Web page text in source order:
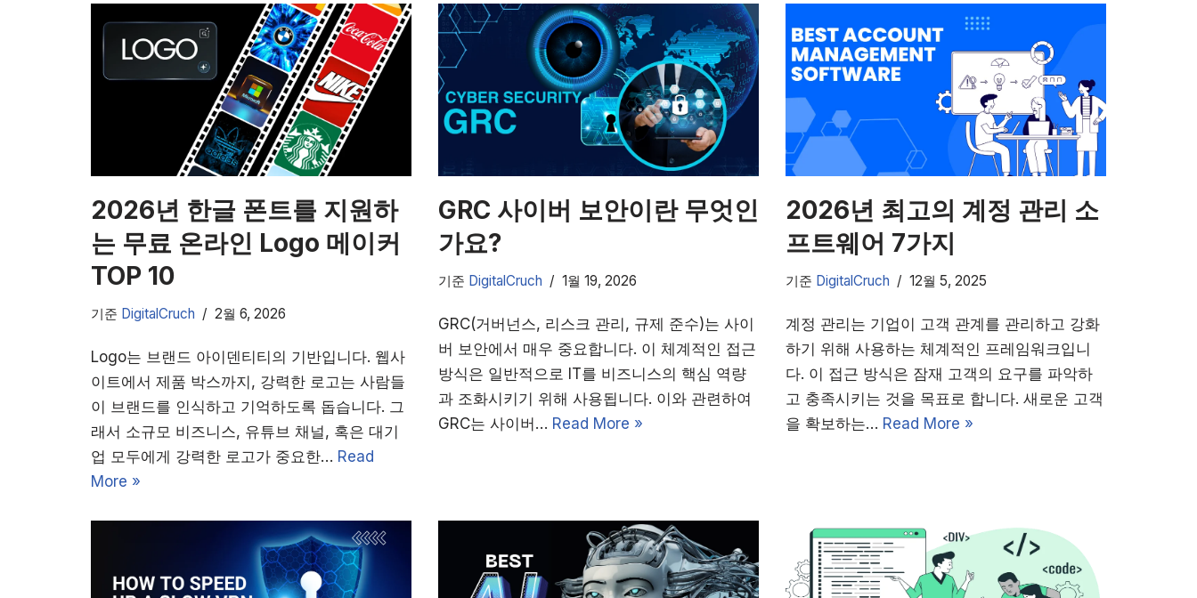
2026년 한글 폰트를 지원하
는 무료 온라인 Logo 메이커
TOP 10
기준 DigitalCruch 2월 6, 2026
Logo는 브랜드 아이덴티티의 기반입니다. 웹사
이트에서 제품 박스까지, 강력한 로고는 사람들
이 브랜드를 인식하고 기억하도록 돕습니다. 그
래서 소규모 비즈니스, 유튜브 채널, 혹은 대기
업 모두에게 강력한 로고가 중요한… Read
More »
GRC 사이버 보안이란 무엇인
가요?
기준 DigitalCruch 1월 19, 2026
GRC(거버넌스, 리스크 관리, 규제 준수)는 사이
버 보안에서 매우 중요합니다. 이 체계적인 접근
방식은 일반적으로 IT를 비즈니스의 핵심 역량
과 조화시키기 위해 사용됩니다. 이와 관련하여
GRC는 사이버… Read More »
2026년 최고의 계정 관리 소
프트웨어 7가지
기준 DigitalCruch 12월 5, 2025
계정 관리는 기업이 고객 관계를 관리하고 강화
하기 위해 사용하는 체계적인 프레임워크입니
다. 이 접근 방식은 잠재 고객의 요구를 파악하
고 충족시키는 것을 목표로 합니다. 새로운 고객
을 확보하는… Read More »